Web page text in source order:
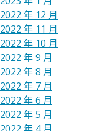
2022 年 12 月
2022 年 11 月
2022 年 10 月
2022 年 9 月
2022 年 8 月
2022 年 7 月
2022 年 6 月
2022 年 5 月